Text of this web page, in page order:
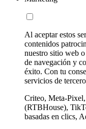
Al aceptar estos
contenidos
nuestro sitio web
de navegación y
éxito. Con tu
servicios de
Criteo, Meta-
(RTBHouse),
basadas en clics,